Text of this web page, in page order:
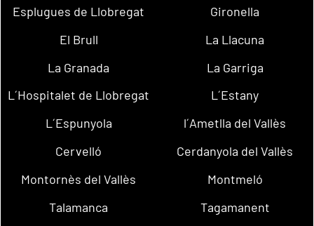
Esplugues de Llobregat
Gironella
El Brull
La Llacuna
La Granada
La Garriga
L´Hospitalet de Llobregat
L´Estany
L´Espunyola
l´Ametlla del Vallès
Cervelló
Cerdanyola del Vallès
Montornès del Vallès
Montmeló
Talamanca
Tagamanent